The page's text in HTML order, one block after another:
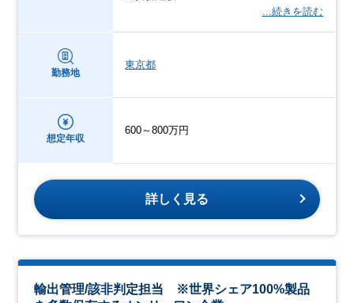
…続きを読む
勤務地
東京都
想定年収
600～800万円
詳しく見る
輸出管理/該非判定担当 ※世界シェア100%製品